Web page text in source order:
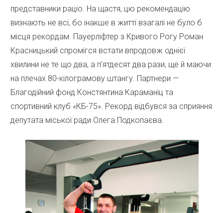
представники раціо. На щастя, цю рекомендацію
визнають не всі, бо інакше в житті взагалі не було б
місця рекордам. Пауерліфтер з Кривого Рогу Роман
Красницький спромігся встати впродовж однієї
хвилини не те що два, а п’ятдесят два рази, ще й маючи
на плечах 80-кілограмову штангу. Партнери —
Благодійний фонд Констянтина Караманіц та
спортивний клуб «КБ-75». Рекорд відбувся за сприяння
депутата міської ради Олега Подкопаєва.